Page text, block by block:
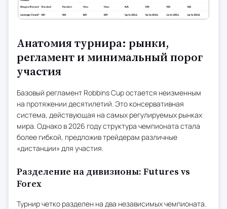
Анатомия турнира: рынки,
регламент и минимальный порог
участия
Базовый регламент Robbins Cup остается неизменным
на протяжении десятилетий. Это консервативная
система, действующая на самых регулируемых рынках
мира. Однако в 2026 году структура чемпионата стала
более гибкой, предложив трейдерам различные
«дистанции» для участия.
Разделение на дивизионы: Futures vs
Forex
Турнир четко разделен на два независимых чемпионата.